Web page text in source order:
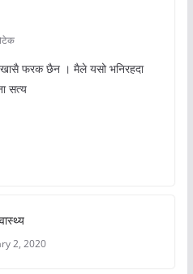
खासै फरक छैन । मैले यसो भनिरहदा
सत्य
2, 2020